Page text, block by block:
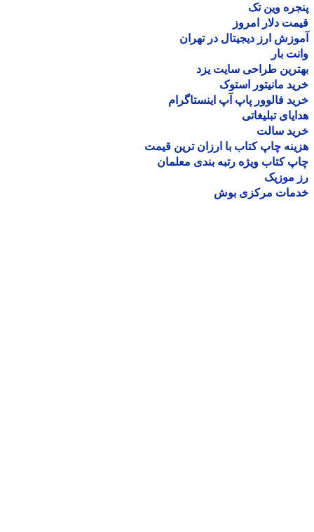
وین تک
دلار امروز
ارز دیجیتال در تهران
بار
طراحی سایت یزد
مانیتور استوک
فالوور پاپ آپ اینستاگرام
تبلیغاتی
سالت
چاپ کتاب با ارزان ترین قیمت
کتاب ویژه رتبه بندی معلمان
موزیک
مرکزی بوش